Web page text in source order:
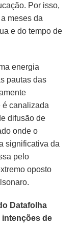
Por isso,
meses da
e do tempo de
energia
pautas das
é canalizada
difusão de
onde o
significativa da
pelo
oposto
Datafolha
intenções de